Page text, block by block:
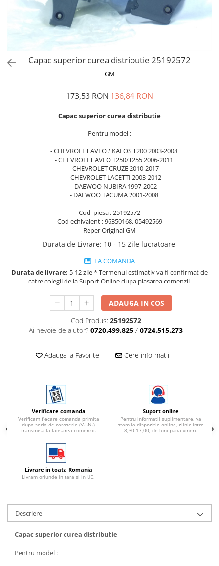
TIGRA-B 2004-2009
VECTRA-C 2002-2008
VIVARO
Mazda CX-80 KL
S-CROSS HYBRID 48V 2022-prezent
VITARA Hybrid 48V 2020-prezent
SPARK M300 2010-2018
Capac superior curea distributie 25192572
GM
173,53 RON 136,84 RON
Capac superior curea distributie
Pentru model :
- CHEVROLET AVEO / KALOS T200 2003-2008
- CHEVROLET AVEO T250/T255 2006-2011
- CHEVROLET CRUZE 2010-2017
- CHEVROLET LACETTI 2003-2012
- DAEWOO NUBIRA 1997-2002
- DAEWOO TACUMA 2001-2008
Cod piesa : 25192572
Cod echivalent : 96350168, 05492569
Reper Original GM
Durata de Livrare: 10 - 15 Zile lucratoare
LA COMANDA
Durata de livrare: 5-12 zile * Termenul estimativ va fi confirmat de
catre colegii de la Suport Online dupa plasarea comenzii.
ADAUGA IN COS
Cod Produs: 25192572
Ai nevoie de ajutor? 0720.499.825 / 0724.515.273
Adauga la Favorite Cere informatii
Verificare comanda
Verificam fiecare comanda primita
dupa seria de caroserie (V.I.N.)
transmisa la lansarea comenzii.
Suport online
Pentru informatii suplimentare, va
stam la dispozitie online, zilnic intre
8,30-17,00, de luni pana vineri.
Livrare in toata Romania
Livram oriunde in tara si in UE.
Descriere
Capac superior curea distributie
Pentru model :